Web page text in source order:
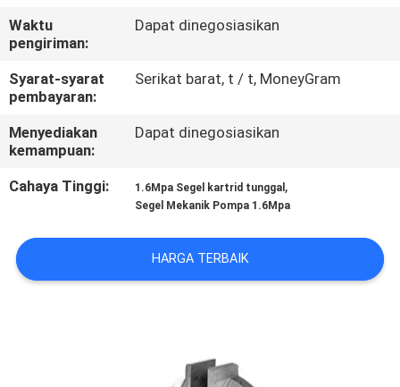
KONTROL
KUALITAS
HUBUNGI
KAMI
PERMINTAAN
Waktu
pengiriman:
Dapat dinegosiasikan
Syarat-syarat
pembayaran:
Serikat barat, t / t, MoneyGram
Menyediakan
kemampuan:
Dapat dinegosiasikan
Cahaya Tinggi: 1.6Mpa Segel kartrid tunggal ,
Segel Mekanik Pompa 1.6Mpa
HARGA TERBAIK